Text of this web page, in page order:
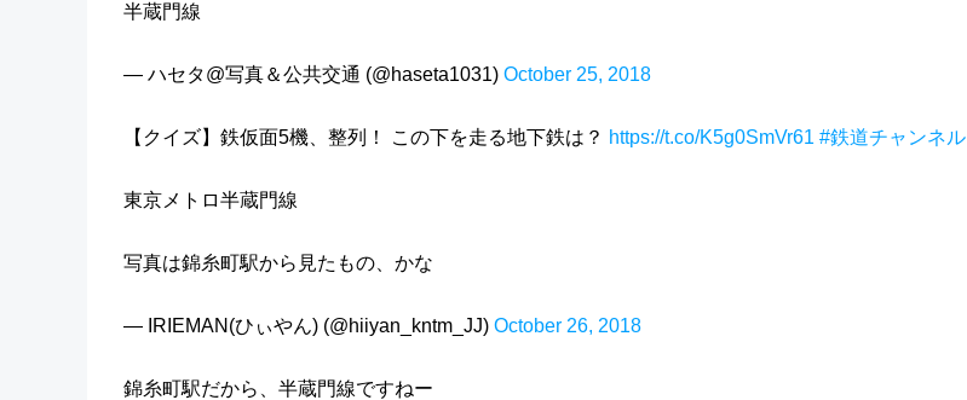
半蔵門線
— ハセタ@写真＆公共交通 (@haseta1031) October 25, 2018
【クイズ】鉄仮面5機、整列！ この下を走る地下鉄は？ https://t.co/K5g0SmVr61 #鉄道チャンネル
東京メトロ半蔵門線
写真は錦糸町駅から見たもの、かな
— IRIEMAN(ひぃやん) (@hiiyan_kntm_JJ) October 26, 2018
錦糸町駅だから、半蔵門線ですねー